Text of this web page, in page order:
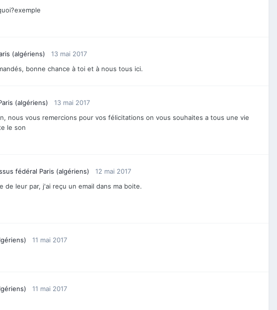
(algériens)
13 mai 2017
bonne chance à toi et à nous tous ici.
(algériens)
13 mai 2017
nous vous remercions pour vos félicitations on vous souhaites a tous une vie
le son
fédéral Paris (algériens)
12 mai 2017
de leur par, j'ai reçu un email dans ma boite.
11 mai 2017
11 mai 2017